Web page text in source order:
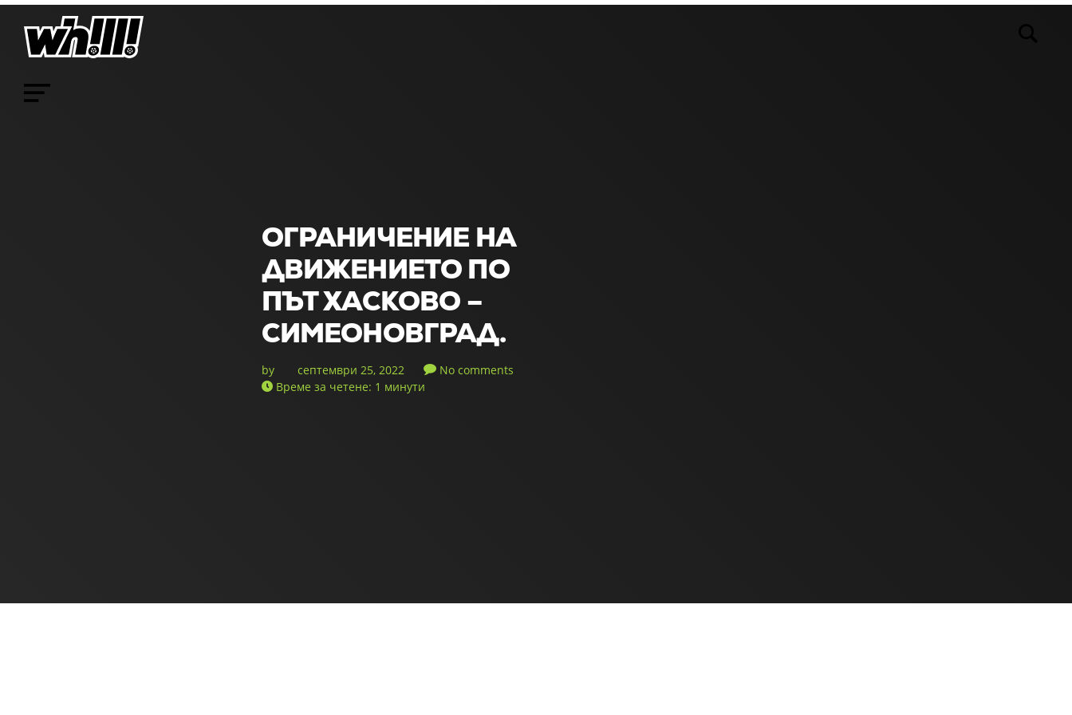
ОГРАНИЧЕНИЕ НА
ДВИЖЕНИЕТО ПО
ПЪТ ХАСКОВО –
СИМЕОНОВГРАД.
by септември 25, 2022
No comments
Време за четене: 1 минути